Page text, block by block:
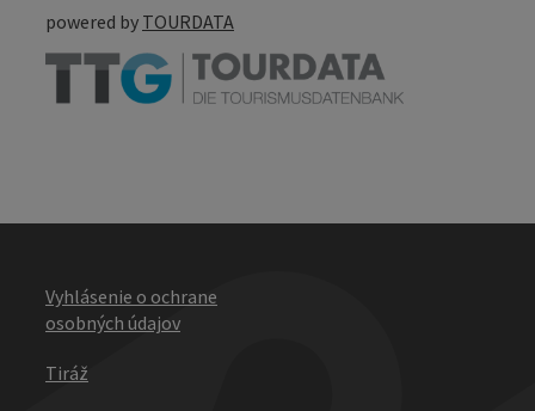
powered by TOURDATA
Vyhlásenie o ochrane
osobných údajov
Tiráž